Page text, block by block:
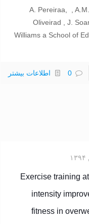
A. Pereiraa, ,
Oliveirad , J.
Williams a School of
0 اطلاعات بیشتر
Exercise training
intensity
fitness in